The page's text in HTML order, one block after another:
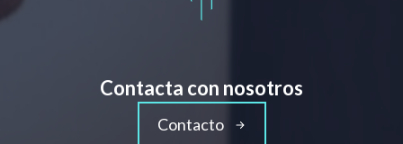
Contacta con nosotros
Contacto